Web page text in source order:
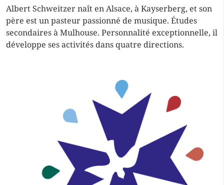
Albert Schweitzer naît en Alsace, à Kayserberg, et son
père est un pasteur passionné de musique. Études
secondaires à Mulhouse. Personnalité exceptionnelle, il
développe ses activités dans quatre directions.